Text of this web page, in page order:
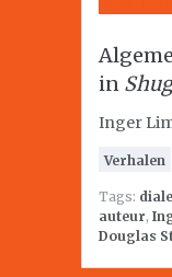
in
Inger
Verhalen
Tags:
auteur,
Douglas